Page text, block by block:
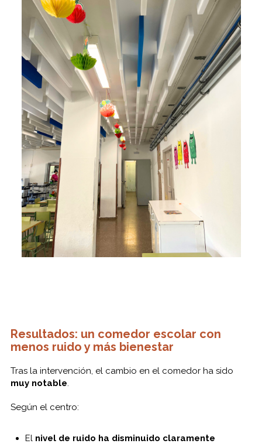
Resultados: un comedor escolar con
menos ruido y más bienestar
Tras la intervención, el cambio en el comedor ha sido
muy notable.
Según el centro:
El nivel de ruido ha disminuido claramente